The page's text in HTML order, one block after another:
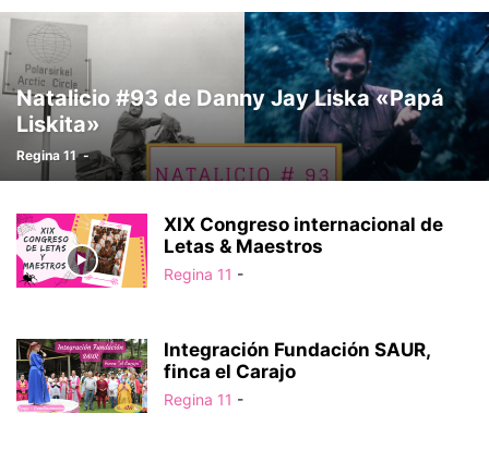
Natalicio #93 de Danny Jay Liska «Papá
Liskita»
Regina 11 -
XIX Congreso internacional de
Letas & Maestros
Regina 11 -
Integración Fundación SAUR,
finca el Carajo
Regina 11 -